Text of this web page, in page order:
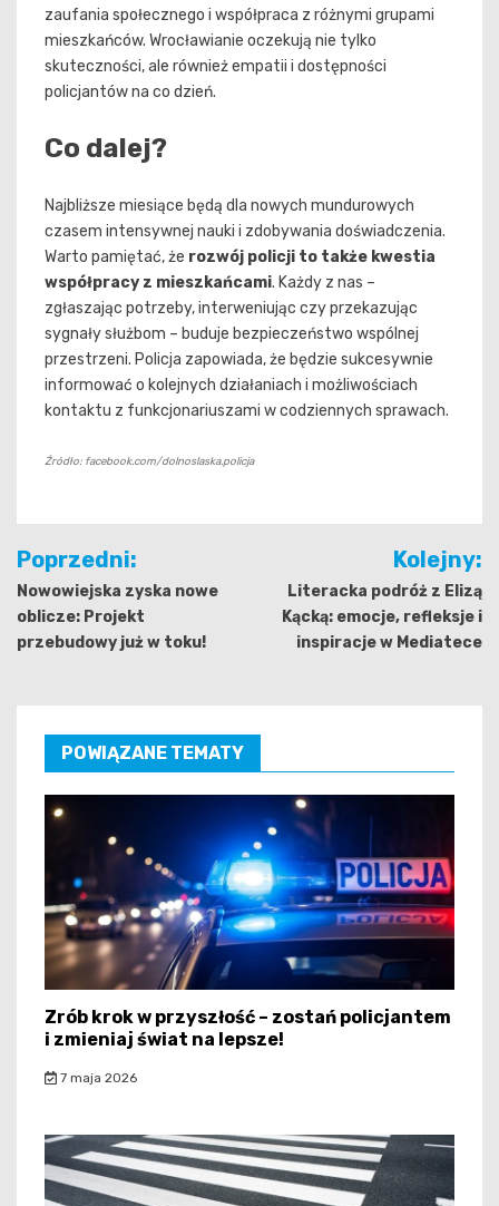
zaufania społecznego i współpraca z różnymi grupami
mieszkańców. Wrocławianie oczekują nie tylko
skuteczności, ale również empatii i dostępności
policjantów na co dzień.
Co dalej?
Najbliższe miesiące będą dla nowych mundurowych
czasem intensywnej nauki i zdobywania doświadczenia.
Warto pamiętać, że rozwój policji to także kwestia
współpracy z mieszkańcami. Każdy z nas –
zgłaszając potrzeby, interweniując czy przekazując
sygnały służbom – buduje bezpieczeństwo wspólnej
przestrzeni. Policja zapowiada, że będzie sukcesywnie
informować o kolejnych działaniach i możliwościach
kontaktu z funkcjonariuszami w codziennych sprawach.
Źródło: facebook.com/dolnoslaska.policja
Nawigacja
wpisu
Poprzedni:
Nowowiejska zyska nowe
oblicze: Projekt
przebudowy już w toku!
Kolejny:
Literacka podróż z Elizą
Kącką: emocje, refleksje i
inspiracje w Mediatece
POWIĄZANE TEMATY
Zrób krok w przyszłość – zostań policjantem
i zmieniaj świat na lepsze!
7 maja 2026